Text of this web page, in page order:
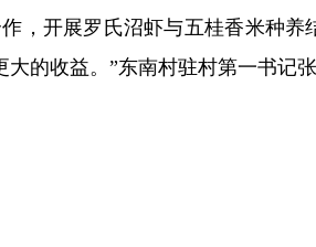
，开展罗氏沼虾与五桂香米种
的收益。”东南村驻村第一书记张